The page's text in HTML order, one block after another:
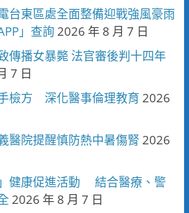
台東區處全面整備迎戰強風豪雨
」查詢 2026 年 8 月 7 日
傳播女暴斃 法官審後判十四年
7 日
檢方 深化醫事倫理教育 2026
院提醒慎防熱中暑傷腎 2026
健康促進活動 結合醫療、警
2026 年 8 月 7 日